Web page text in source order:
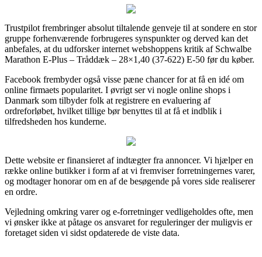
Trustpilot frembringer absolut tiltalende genveje til at sondere en stor
gruppe forhenværende forbrugeres synspunkter og derved kan det
anbefales, at du udforsker internet webshoppens kritik af Schwalbe
Marathon E-Plus – Tråddæk – 28×1,40 (37-622) E-50 før du køber.
Facebook frembyder også visse pæne chancer for at få en idé om
online firmaets popularitet. I øvrigt ser vi nogle online shops i
Danmark som tilbyder folk at registrere en evaluering af
ordreforløbet, hvilket tillige bør benyttes til at få et indblik i
tilfredsheden hos kunderne.
Dette website er finansieret af indtægter fra annoncer. Vi hjælper en
række online butikker i form af at vi fremviser forretningernes varer,
og modtager honorar om en af de besøgende på vores side realiserer
en ordre.
Vejledning omkring varer og e-forretninger vedligeholdes ofte, men
vi ønsker ikke at påtage os ansvaret for reguleringer der muligvis er
foretaget siden vi sidst opdaterede de viste data.